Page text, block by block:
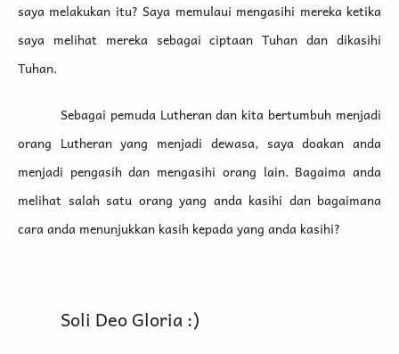
saya melakukan itu? Saya memulaui mengasihi mereka ketika
saya melihat mereka sebagai ciptaan Tuhan dan dikasihi
Tuhan.
Sebagai pemuda Lutheran dan kita bertumbuh menjadi
orang Lutheran yang menjadi dewasa, saya doakan anda
menjadi pengasih dan mengasihi orang lain. Bagaima anda
melihat salah satu orang yang anda kasihi dan bagaimana
cara anda menunjukkan kasih kepada yang anda kasihi?
Soli Deo Gloria :)